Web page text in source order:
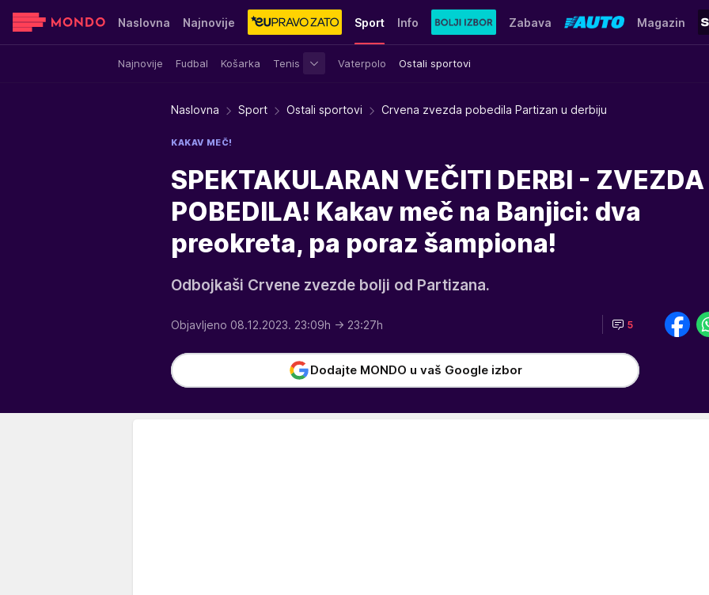
Naslovna Najnovije Sport
Najnovije Fudbal Košarka Tenis Vaterpolo Ostali sportovi
Info Zabava Magazin
Sensa Stvar ukusa Yumama
Naslovna Sport Ostali sportovi Crvena zvezda pobedila Partizan u derbiju
KAKAV MEČ!
SPEKTAKULARAN VEČITI DERBI - ZVEZDA
POBEDILA! Kakav meč na Banjici: dva
preokreta, pa poraz šampiona!
Odbojkaši Crvene zvezde bolji od Partizana.
Objavljeno 08.12.2023. 23:09h → 23:27h 5
Dodajte MONDO u vaš Google izbor